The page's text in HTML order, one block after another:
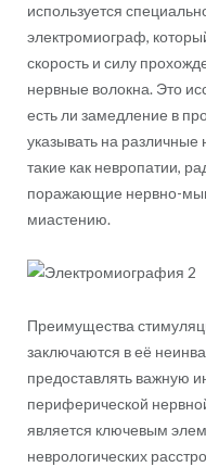
используется
электромиограф,
скорость и силу
нервные волокна. Это
есть ли замедление в
указывать на различные
такие как невропатии,
поражающие нервно-
миастению.
Преимущества
заключаются в её
предоставлять важную
периферической
является ключевым
неврологических